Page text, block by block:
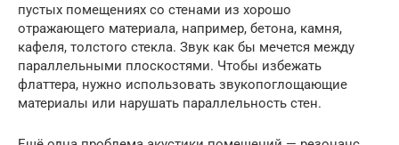
пустых помещениях со стенами из хорошо
отражающего материала, например, бетона, камня,
кафеля, толстого стекла. Звук как бы мечется между
параллельными плоскостями. Чтобы избежать
флаттера, нужно использовать звукопоглощающие
материалы или нарушать параллельность стен.